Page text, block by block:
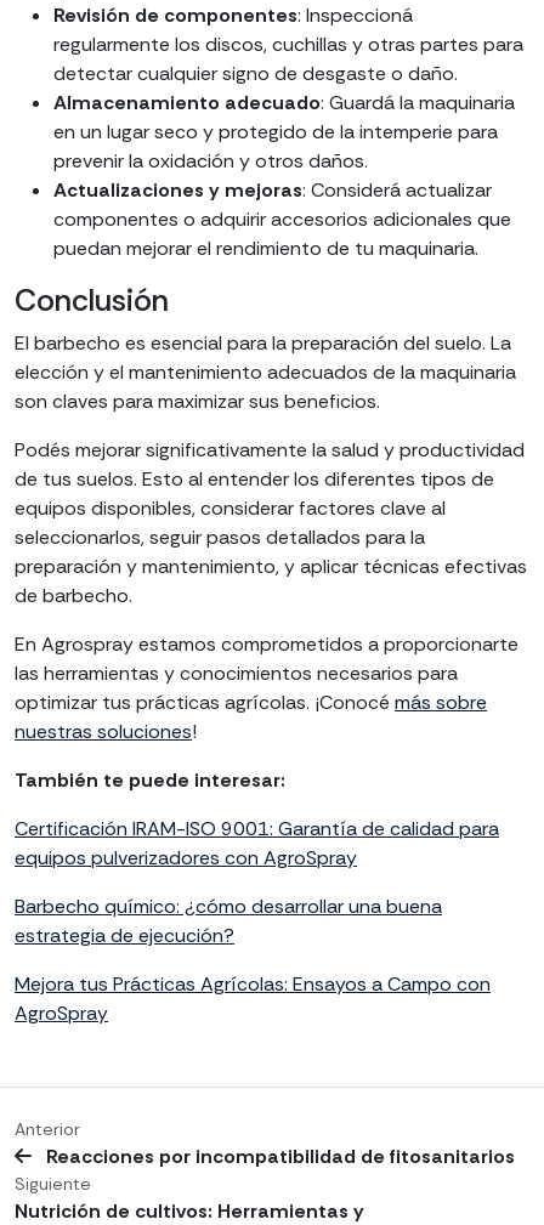
Revisión de componentes: Inspeccioná
regularmente los discos, cuchillas y otras partes para
detectar cualquier signo de desgaste o daño.
Almacenamiento adecuado: Guardá la maquinaria
en un lugar seco y protegido de la intemperie para
prevenir la oxidación y otros daños.
Actualizaciones y mejoras: Considerá actualizar
componentes o adquirir accesorios adicionales que
puedan mejorar el rendimiento de tu maquinaria.
Conclusión
El barbecho es esencial para la preparación del suelo. La
elección y el mantenimiento adecuados de la maquinaria
son claves para maximizar sus beneficios.
Podés mejorar significativamente la salud y productividad
de tus suelos. Esto al entender los diferentes tipos de
equipos disponibles, considerar factores clave al
seleccionarlos, seguir pasos detallados para la
preparación y mantenimiento, y aplicar técnicas efectivas
de barbecho.
En Agrospray estamos comprometidos a proporcionarte
las herramientas y conocimientos necesarios para
optimizar tus prácticas agrícolas. ¡Conocé más sobre
nuestras soluciones!
También te puede interesar:
Certificación IRAM-ISO 9001: Garantía de calidad para
equipos pulverizadores con AgroSpray
Barbecho químico: ¿cómo desarrollar una buena
estrategia de ejecución?
Mejora tus Prácticas Agrícolas: Ensayos a Campo con
AgroSpray
Anterior
Reacciones por incompatibilidad de fitosanitarios
Siguiente
Nutrición de cultivos: Herramientas y